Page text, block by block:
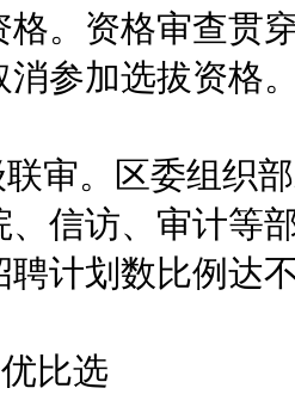
格。资格审查贯
消参加选拔资格
。区委组织部
、信访、审计等
聘计划数比例达
比选